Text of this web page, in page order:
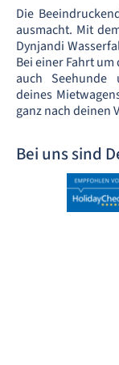
Die
ausmacht. Mit
Dynjandi
Bei einer Fahrt
auch Seehunde
deines
ganz nach deinen
Bei uns sind